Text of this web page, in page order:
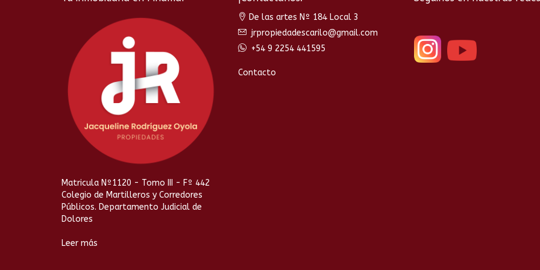
Matricula Nº1120 - Tomo III - Fº 442
Colegio de Martilleros y Corredores
Públicos. Departamento Judicial de
Dolores
Leer más
De las artes Nº 184 Local 3
jrpropiedadescarilo@gmail.com
+54 9 2254 441595
Contacto